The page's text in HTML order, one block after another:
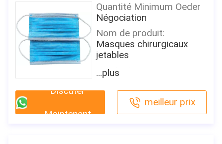
Quantité Minimum Oeder
Négociation
Nom de produit:
Masques chirurgicaux
jetables
Matériel:
Textile non tissé
Couleur:
...plus
Discuter
Maintenant
meilleur prix